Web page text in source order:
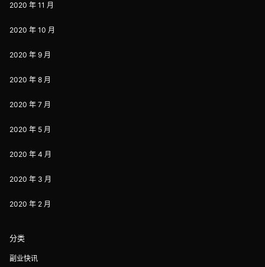
2020 年 11 月
2020 年 10 月
2020 年 9 月
2020 年 8 月
2020 年 7 月
2020 年 5 月
2020 年 4 月
2020 年 3 月
2020 年 2 月
分类
副业快讯